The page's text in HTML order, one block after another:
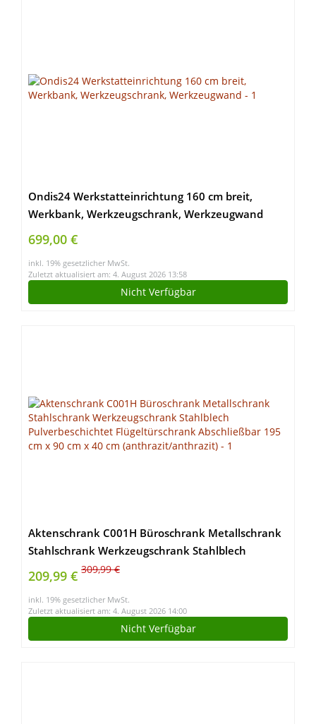
Ondis24 Werkstatteinrichtung 160 cm breit,
Werkbank, Werkzeugschrank, Werkzeugwand
699,00 €
inkl. 19% gesetzlicher MwSt.
Zuletzt aktualisiert am: 4. August 2026 13:58
Nicht Verfügbar
Aktenschrank C001H Büroschrank Metallschrank
Stahlschrank Werkzeugschrank Stahlblech
Pulverbeschichtet Flügeltürschrank Abschließbar
195 cm x 90 cm x 40 cm (anthrazit/anthrazit)
209,99 € 309,99 €
inkl. 19% gesetzlicher MwSt.
Zuletzt aktualisiert am: 4. August 2026 14:00
Nicht Verfügbar